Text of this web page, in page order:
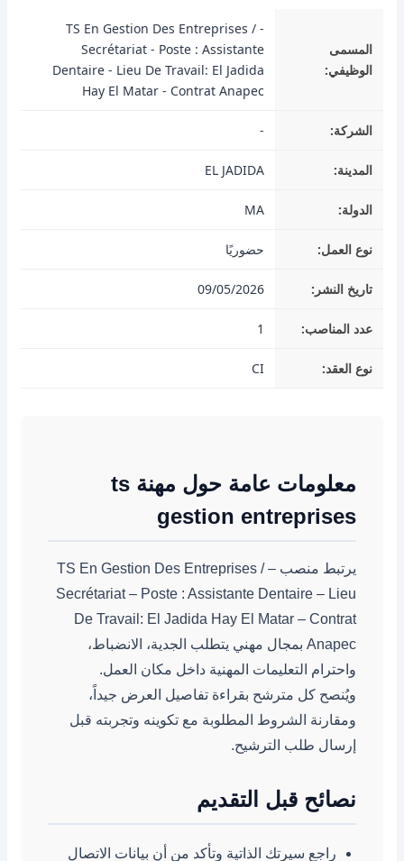
المسمى
الوظيفي:
- TS En Gestion Des Entreprises /
Secrétariat - Poste : Assistante
Dentaire - Lieu De Travail: El Jadida
Hay El Matar - Contrat Anapec
الشركة: -
المدينة: EL JADIDA
الدولة: MA
نوع العمل: حضوريًا
تاريخ النشر: 09/05/2026
عدد المناصب: 1
نوع العقد: CI
معلومات عامة حول مهنة ts
gestion entreprises
يرتبط منصب – TS En Gestion Des Entreprises /
Secrétariat – Poste : Assistante Dentaire – Lieu
De Travail: El Jadida Hay El Matar – Contrat
Anapec بمجال مهني يتطلب الجدية، الانضباط،
واحترام التعليمات المهنية داخل مكان العمل.
ويُنصح كل مترشح بقراءة تفاصيل العرض جيداً،
ومقارنة الشروط المطلوبة مع تكوينه وتجربته قبل
إرسال طلب الترشيح.
نصائح قبل التقديم
راجع سيرتك الذاتية وتأكد من أن بيانات الاتصال